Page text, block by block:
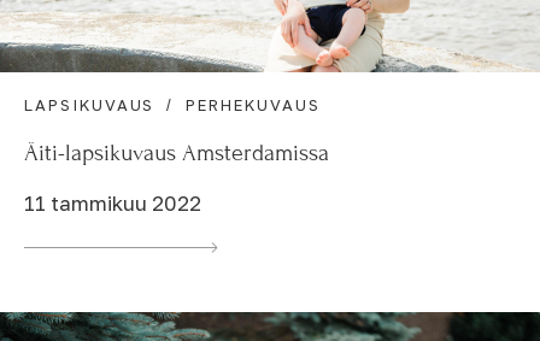
LAPSIKUVAUS PERHEKUVAUS
Äiti-lapsikuvaus Amsterdamissa
11 tammikuu 2022